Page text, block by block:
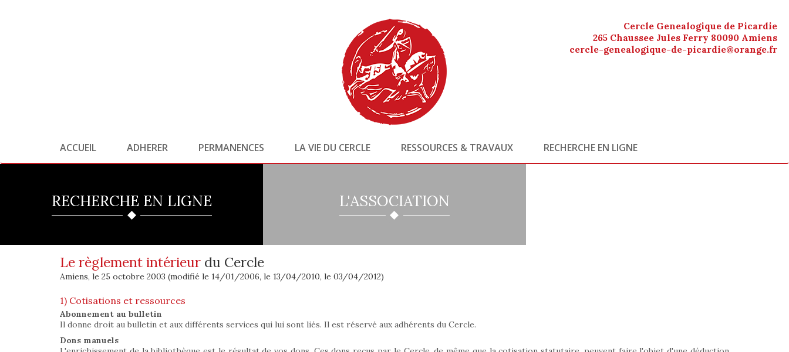
Cercle Genealogique de Picardie
265 Chaussee Jules Ferry 80090 Amiens
cercle-genealogique-de-picardie@orange.fr
ACCUEIL ADHERER PERMANENCES LA VIE DU CERCLE RESSOURCES & TRAVAUX RECHERCHE EN LIGNE
RECHERCHE EN LIGNE L'ASSOCIATION
Le règlement intérieur du Cercle
Amiens, le 25 octobre 2003 (modifié le 14/01/2006, le 13/04/2010, le 03/04/2012)
1) Cotisations et ressources
Abonnement au bulletin
Il donne droit au bulletin et aux différents services qui lui sont liés. Il est réservé aux adhérents du Cercle.
Dons manuels